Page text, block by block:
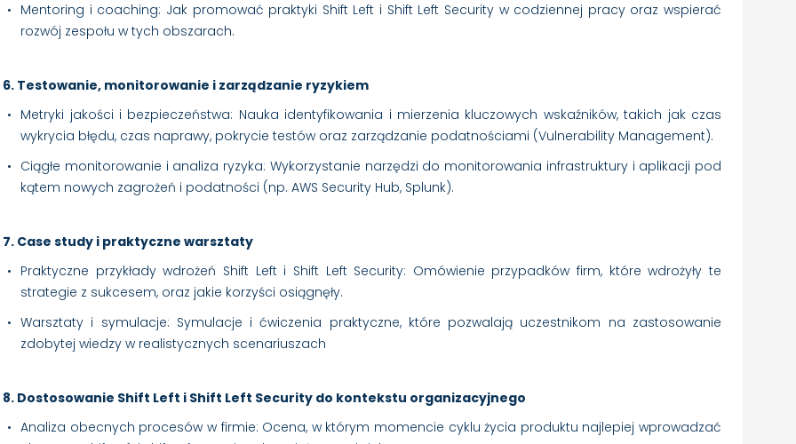
Mentoring i coaching: Jak promować praktyki Shift Left i Shift Left Security w codziennej pracy oraz wspierać
rozwój zespołu w tych obszarach.
6. Testowanie, monitorowanie i zarządzanie ryzykiem
Metryki jakości i bezpieczeństwa: Nauka identyfikowania i mierzenia kluczowych wskaźników, takich jak czas
wykrycia błędu, czas naprawy, pokrycie testów oraz zarządzanie podatnościami (Vulnerability Management).
Ciągłe monitorowanie i analiza ryzyka: Wykorzystanie narzędzi do monitorowania infrastruktury i aplikacji pod
kątem nowych zagrożeń i podatności (np. AWS Security Hub, Splunk).
7. Case study i praktyczne warsztaty
Praktyczne przykłady wdrożeń Shift Left i Shift Left Security: Omówienie przypadków firm, które wdrożyły te
strategie z sukcesem, oraz jakie korzyści osiągnęły.
Warsztaty i symulacje: Symulacje i ćwiczenia praktyczne, które pozwalają uczestnikom na zastosowanie
zdobytej wiedzy w realistycznych scenariuszach
8. Dostosowanie Shift Left i Shift Left Security do kontekstu organizacyjnego
Analiza obecnych procesów w firmie: Ocena, w którym momencie cyklu życia produktu najlepiej wprowadzać